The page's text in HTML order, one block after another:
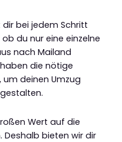
bei jedem Schritt
du nur eine einzelne
nach Mailand
die nötige
deinen Umzug
Wert auf die
Deshalb bieten wir dir